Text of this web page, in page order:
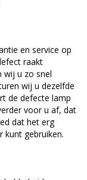
en service op
raakt
wij u zo snel
wij u dezelfde
de defecte lamp
voor u af, dat
dat het erg
kunt gebruiken.